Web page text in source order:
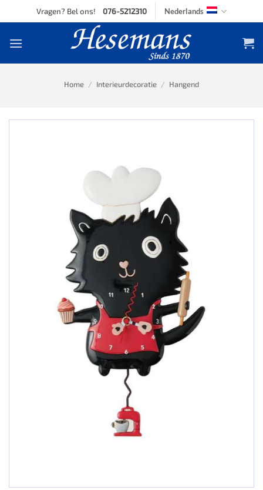
to
Vragen? Bel ons! 076-5212310 Nederlands
Home / Interieurdecoratie / Hangend